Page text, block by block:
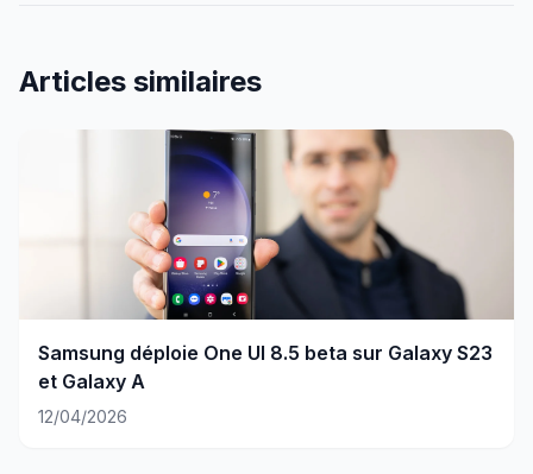
Articles similaires
Samsung déploie One UI 8.5 beta sur Galaxy S23
et Galaxy A
12/04/2026